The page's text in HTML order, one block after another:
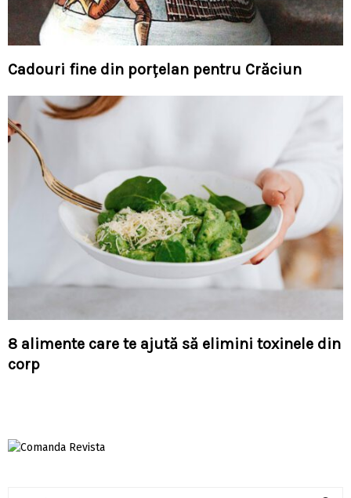
Cadouri fine din porţelan pentru Crăciun
8 alimente care te ajută să elimini toxinele din
corp